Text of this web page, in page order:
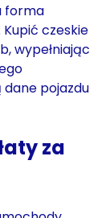
forma
czeskie
wypełniając
pojazdu
za